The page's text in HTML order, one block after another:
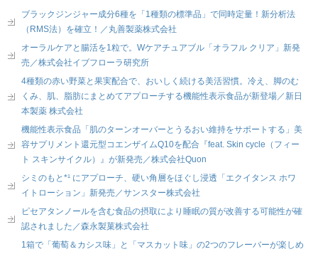
ブラックジンジャー成分6種を「1種類の標準品」で同時定量！新分析法
（RMS法）を確立！／丸善製薬株式会社
オーラルケアと腸活を1粒で。Wケアチュアブル「オラフル クリア」新発
売／株式会社イブフローラ研究所
4種類の赤い野菜と果実配合で、おいしく続ける美活習慣。冷え、脚のむ
くみ、肌、脂肪にまとめてアプローチする機能性表示食品が新登場／新日
本製薬 株式会社
機能性表示食品「肌のターンオーバーとうるおい維持をサポートする」美
容サプリメント還元型コエンザイムQ10を配合『feat. Skin cycle（フィー
ト スキンサイクル）』が新発売／株式会社Quon
シミのもと*¹ にアプローチ、硬い角層をほぐし浸透「エクイタンス ホワ
イトローション」新発売／サンスター株式会社
ピセアタンノールを含む食品の摂取により睡眠の質が改善する可能性が確
認されました／森永製菓株式会社
1箱で「葡萄＆カシス味」と「マスカット味」の2つのフレーバーが楽しめ